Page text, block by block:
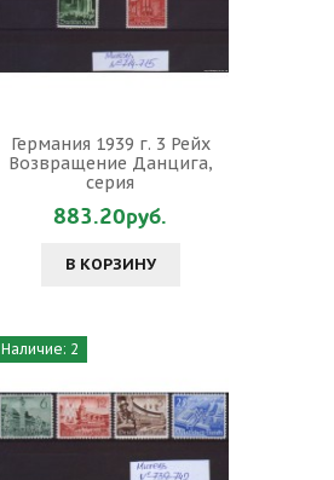
Германия 1939 г. 3 Рейх
Возвращение Данцига,
серия
883.20руб.
В КОРЗИНУ
Наличие: 2